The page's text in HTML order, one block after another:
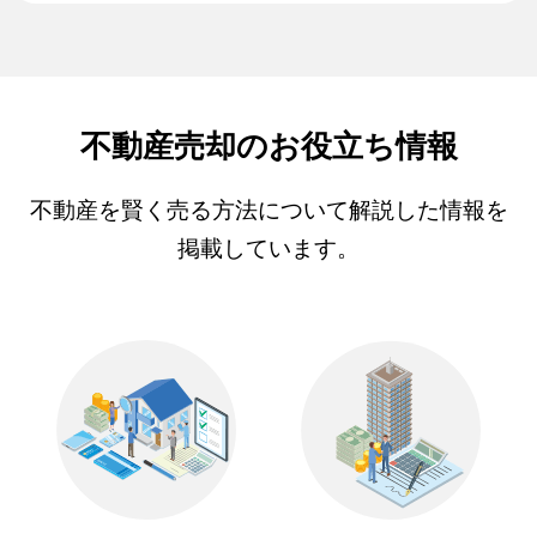
不動産売却のお役立ち情報
不動産を賢く売る方法について解説した情報を
掲載しています。